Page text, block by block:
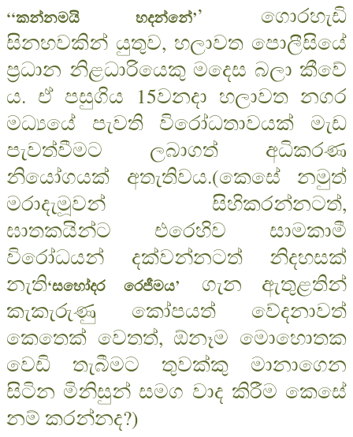
‘‘කන්නමයි හදන්නේ’’ ගොරහැඩි
සිනහවකින් යුතුව, හලාවත පොලීසියේ
ප‍්‍රධාන නිළධාරියෙකු මදෙස බලා කීවේ
ය. ඒ පසුගිය 15වනදා හලාවත නගර
මධ්‍යයේ පැවති විරෝධතාවයක් මැඩ
පැවත්වීමට ලබාගත් අධිකරණ
නියෝගයක් අතැතිවය.(කෙසේ නමුත්
මරාදැමූවන් සිහිකරන්නටත්,
ඝාතකයින්ට එරෙහිව සාමකාමී
විරෝධයන් දක්වන්නටත් නිදහසක්
නැති‘සහෝදර රෙජීමය’
ගැන ඇතුළතින්
කැකැරුණු කෝපයත් වේදනාවත්
කෙතෙක් වෙතත්, ඕනෑම මොහොතක
වෙඩි තැබීමට තුවක්කු මානාගෙන
සිටින මිනිසුන් සමග වාද කිරීම කෙසේ
නම් කරන්නද?)